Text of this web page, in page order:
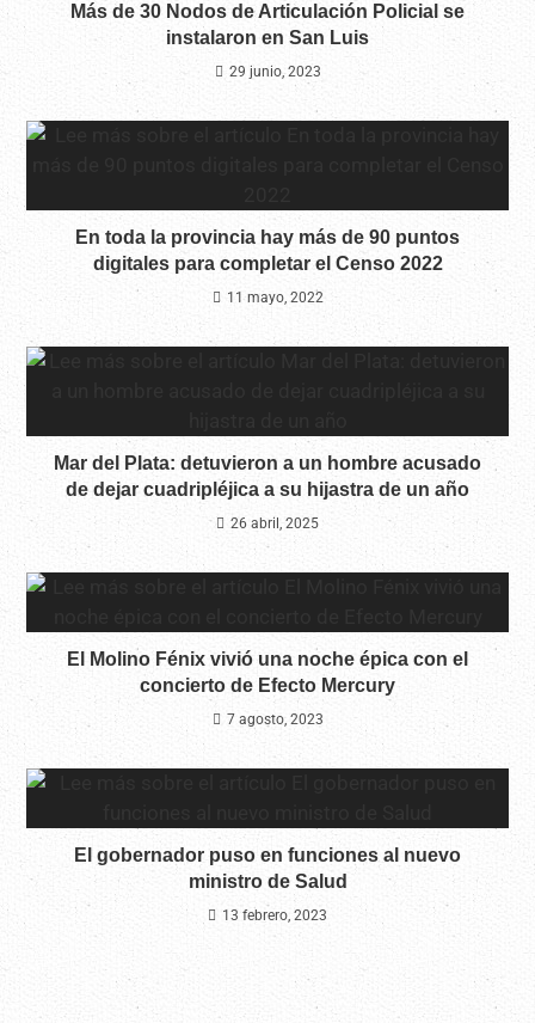
Más de 30 Nodos de Articulación Policial se
instalaron en San Luis
29 junio, 2023
En toda la provincia hay más de 90 puntos
digitales para completar el Censo 2022
11 mayo, 2022
Mar del Plata: detuvieron a un hombre acusado
de dejar cuadripléjica a su hijastra de un año
26 abril, 2025
El Molino Fénix vivió una noche épica con el
concierto de Efecto Mercury
7 agosto, 2023
El gobernador puso en funciones al nuevo
ministro de Salud
13 febrero, 2023